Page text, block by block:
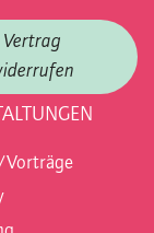
Vertrag
Vorträge